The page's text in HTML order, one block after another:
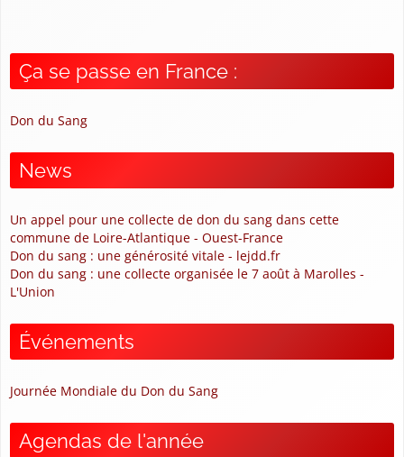
Ça se passe en France :
Don du Sang
News
Un appel pour une collecte de don du sang dans cette
commune de Loire-Atlantique - Ouest-France
Don du sang : une générosité vitale - lejdd.fr
Don du sang : une collecte organisée le 7 août à Marolles -
L'Union
Événements
Journée Mondiale du Don du Sang
Agendas de l'année